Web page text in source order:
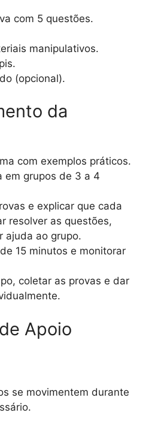
com 5 questões.
manipulativos.
(opcional).
da
com exemplos práticos.
em grupos de 3 a 4
e explicar que cada
resolver as questões,
ajuda ao grupo.
15 minutos e monitorar
coletar as provas e dar
Apoio
se movimentem durante